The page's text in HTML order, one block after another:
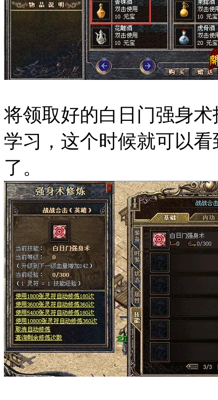
将领取好的白日门强身
学习，这个时候就可以
了。